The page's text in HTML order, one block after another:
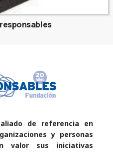
de referencia en
y personas
valor sus iniciativas